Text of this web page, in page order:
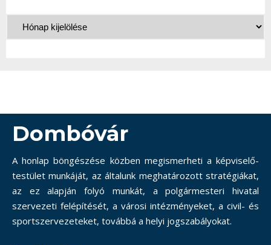
Dombóvár
A honlap böngészése közben megismerheti a képviselő-
testület munkáját, az általunk meghatározott stratégiákat,
az ez alapján folyó munkát, a polgármesteri hivatal
szervezeti felépítését, a városi intézményeket, a civil- és
sportszervezeteket, továbbá a helyi jogszabályokat.